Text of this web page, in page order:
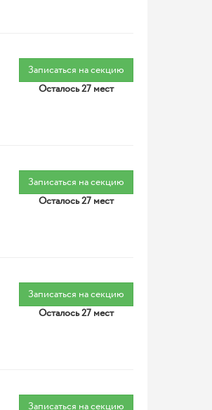
Записаться на секцию
Осталось 27 мест
Записаться на секцию
Осталось 27 мест
Записаться на секцию
Осталось 27 мест
Записаться на секцию